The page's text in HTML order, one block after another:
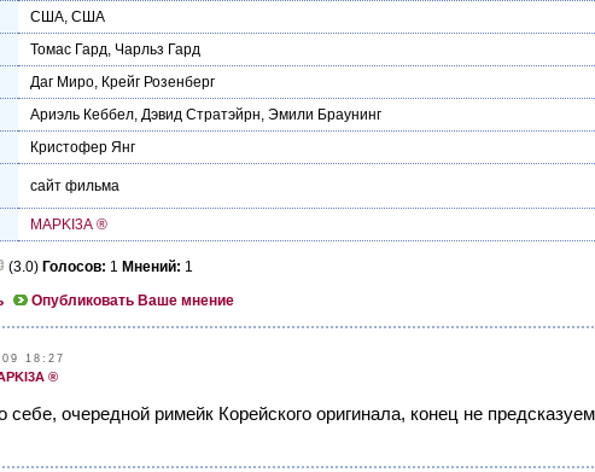
США, США
Томас Гард, Чарльз Гард
Даг Миро, Крейг Розенберг
Ариэль Кеббел, Дэвид Стратэйрн, Эмили Браунинг
Кристофер Янг
сайт фильма
MAPKI3A ®
(3.0) Голосов: 1 Мнений: 1
Опубликовать Ваше мнение
18:27
®
себе, очередной римейк Корейского оригинала, конец не